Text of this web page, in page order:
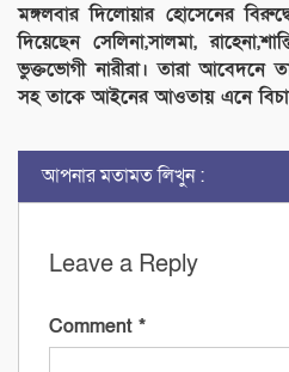
মঙ্গলবার দিলোয়ার হোসেনের
দিয়েছেন সেলিনা,সালমা,
ভুক্তভোগী নারীরা। তারা আবেদনে
সহ তাকে আইনের আওতায় এনে
আপনার মতামত লিখুন :
Leave a Reply
Comment *